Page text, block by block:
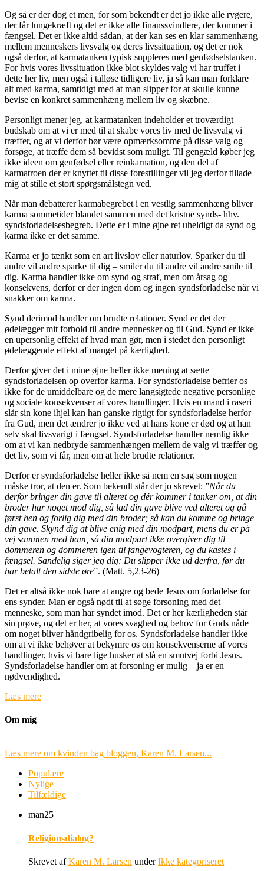
Og så er der dog et men, for som bekendt er det jo ikke alle rygere,
der får lungekræft og det er ikke alle finanssvindlere, der kommer i
fængsel. Det er ikke altid sådan, at der kan ses en klar sammenhæng
mellem menneskers livsvalg og deres livssituation, og det er nok
også derfor, at karmatanken typisk suppleres med genfødselstanken.
For hvis vores livssituation ikke blot skyldes valg vi har truffet i
dette her liv, men også i talløse tidligere liv, ja så kan man forklare
alt med karma, samtidigt med at man slipper for at skulle kunne
bevise en konkret sammenhæng mellem liv og skæbne.
Personligt mener jeg, at karmatanken indeholder et troværdigt
budskab om at vi er med til at skabe vores liv med de livsvalg vi
træffer, og at vi derfor bør være opmærksomme på disse valg og
forsøge, at træffe dem så bevidst som muligt. Til gengæld køber jeg
ikke ideen om genfødsel eller reinkarnation, og den del af
karmatroen der er knyttet til disse forestillinger vil jeg derfor tillade
mig at stille et stort spørgsmålstegn ved.
Når man debatterer karmabegrebet i en vestlig sammenhæng bliver
karma sommetider blandet sammen med det kristne synds- hhv.
syndsforladelsesbegreb. Dette er i mine øjne ret uheldigt da synd og
karma ikke er det samme.
Karma er jo tænkt som en art livslov eller naturlov. Sparker du til
andre vil andre sparke til dig – smiler du til andre vil andre smile til
dig. Karma handler ikke om synd og straf, men om årsag og
konsekvens, derfor er der ingen dom og ingen syndsforladelse når vi
snakker om karma.
Synd derimod handler om brudte relationer. Synd er det der
ødelægger mit forhold til andre mennesker og til Gud. Synd er ikke
en upersonlig effekt af hvad man gør, men i stedet den personligt
ødelæggende effekt af mangel på kærlighed.
Derfor giver det i mine øjne heller ikke mening at sætte
syndsforladelsen op overfor karma. For syndsforladelse befrier os
ikke for de umiddelbare og de mere langsigtede negative personlige
og sociale konsekvenser af vores handlinger. Hvis en mand i raseri
slår sin kone ihjel kan han ganske rigtigt for syndsforladelse herfor
fra Gud, men det ændrer jo ikke ved at hans kone er død og at han
selv skal livsvarigt i fængsel. Syndsforladelse handler nemlig ikke
om at vi kan nedbryde sammenhængen mellem de valg vi træffer og
det liv, som vi får, men om at hele brudte relationer.
Derfor er syndsforladelse heller ikke så nem en sag som nogen
måske tror, at den er. Som bekendt står der jo skrevet: ”Når du
derfor bringer din gave til alteret og dér kommer i tanker om, at din
broder har noget mod dig, så lad din gave blive ved alteret og gå
først hen og forlig dig med din broder; så kan du komme og bringe
din gave. Skynd dig at blive enig med din modpart, mens du er på
vej sammen med ham, så din modpart ikke overgiver dig til
dommeren og dommeren igen til fangevogteren, og du kastes i
fængsel. Sandelig siger jeg dig: Du slipper ikke ud derfra, før du
har betalt den sidste øre”. (Matt. 5,23-26)
Det er altså ikke nok bare at angre og bede Jesus om forladelse for
ens synder. Man er også nødt til at søge forsoning med det
menneske, som man har syndet imod. Det er her kærligheden står
sin prøve, og det er her, at vores svaghed og behov for Guds nåde
om noget bliver håndgribelig for os. Syndsforladelse handler ikke
om at vi ikke behøver at bekymre os om konsekvenserne af vores
handlinger, hvis vi bare lige husker at slå en smutvej forbi Jesus.
Syndsforladelse handler om at forsoning er mulig – ja er en
nødvendighed.
Læs mere
Om mig
Læs mere om kvinden bag bloggen, Karen M. Larsen...
Populære
Nylige
Tilfældige
man25
Religionsdialog?
Skrevet afKaren M. Larsen underIkke kategoriseret